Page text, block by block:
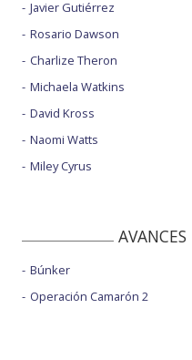
Javier Gutiérrez
Rosario Dawson
Charlize Theron
Michaela Watkins
David Kross
Naomi Watts
Miley Cyrus
AVANCES
Búnker
Operación Camarón 2